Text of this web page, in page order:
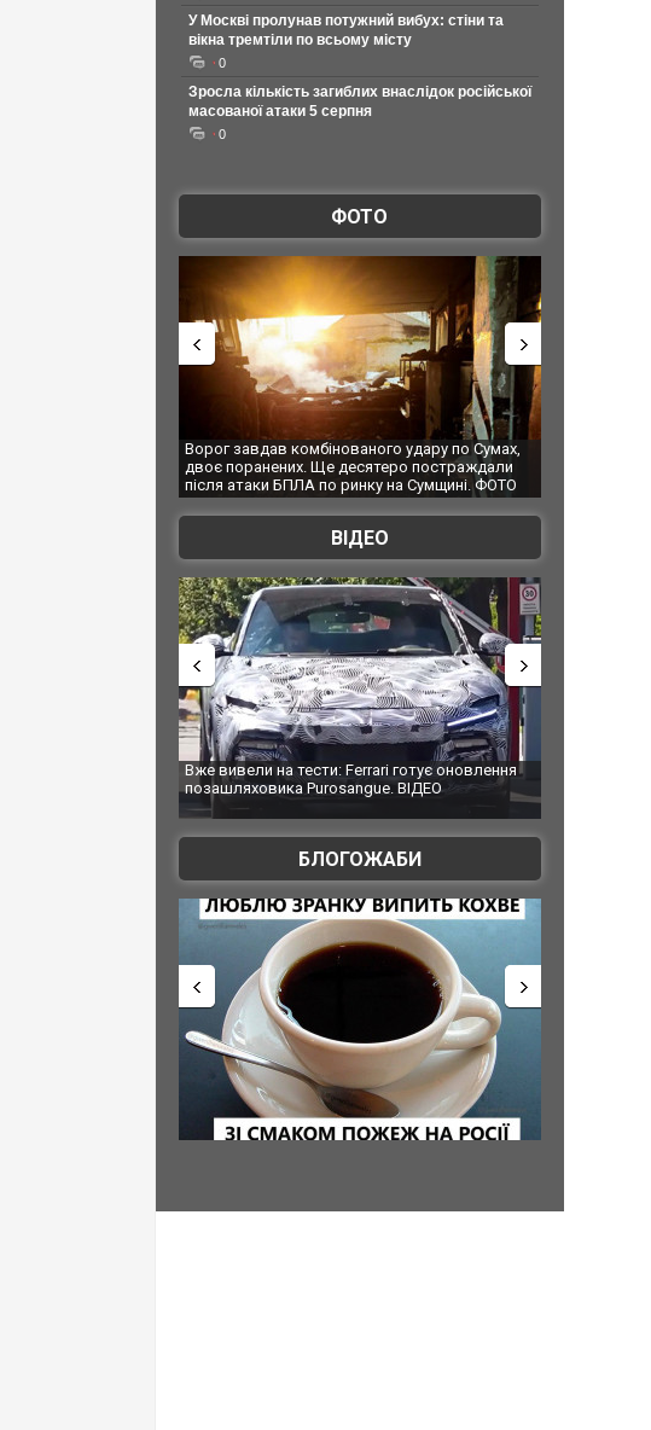
У Москві пролунав потужний вибух: стіни та
вікна тремтіли по всьому місту
0
Зросла кількість загиблих внаслідок російської
масованої атаки 5 серпня
0
ФОТО
комбінованого удару по Сумах,
Ще десятеро постраждали
по ринку на Сумщині. ФОТО
За 2000 кілометрів від кордону з Україною: в
Єкатеринбурзі після атаки дронів загорівся
склад Wildberries. ФОТО. ВІДЕО
ВІДЕО
тести: Ferrari готує оновлення
Вийшов трейлер нової екранізації легендарного
фільму "Афера Томаса Крауна"
БЛОГОЖАБИ